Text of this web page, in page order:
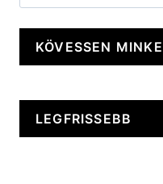
KÖVESSEN
LEGFRISSEBB